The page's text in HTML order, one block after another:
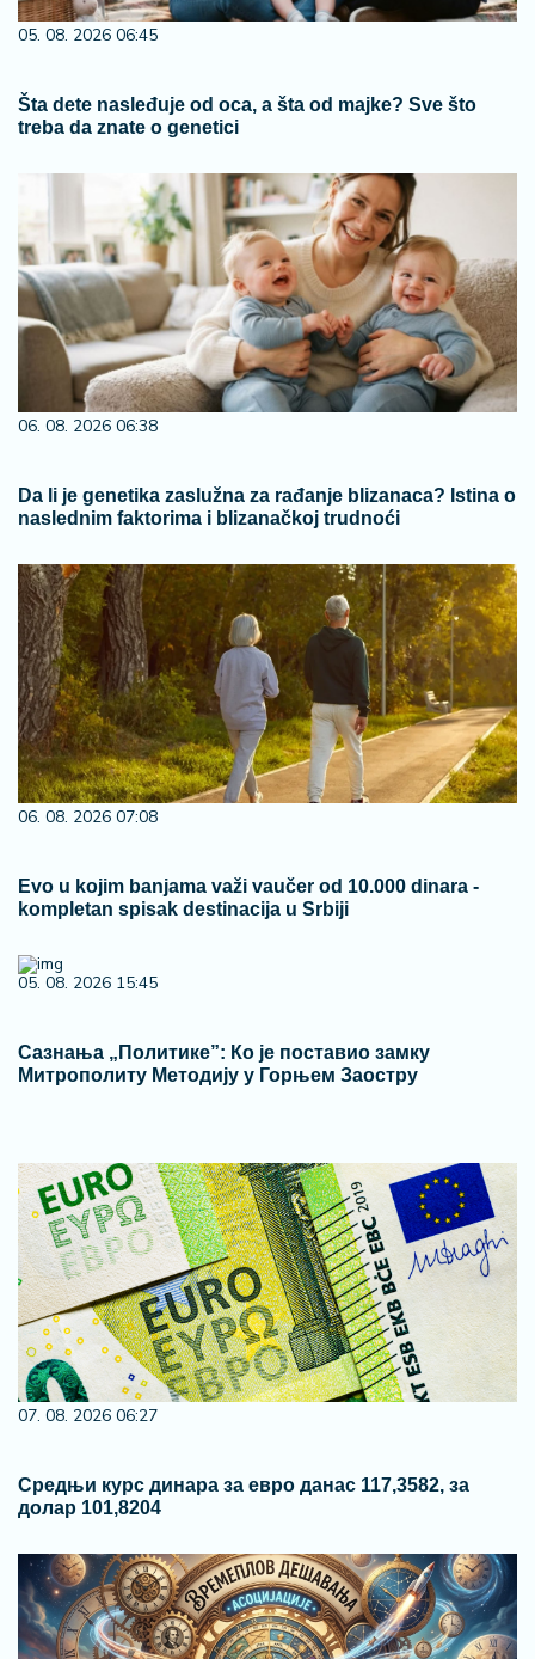
05. 08. 2026 06:45
Šta dete nasleđuje od oca, a šta od majke? Sve što
treba da znate o genetici
06. 08. 2026 06:38
Da li je genetika zaslužna za rađanje blizanaca? Istina o
naslednim faktorima i blizanačkoj trudnoći
06. 08. 2026 07:08
Evo u kojim banjama važi vaučer od 10.000 dinara -
kompletan spisak destinacija u Srbiji
05. 08. 2026 15:45
Сазнања „Политике”: Ко је поставио замку
Митрополиту Методију у Горњем Заостру
07. 08. 2026 06:27
Средњи курс динара за евро данас 117,3582, за
долар 101,8204